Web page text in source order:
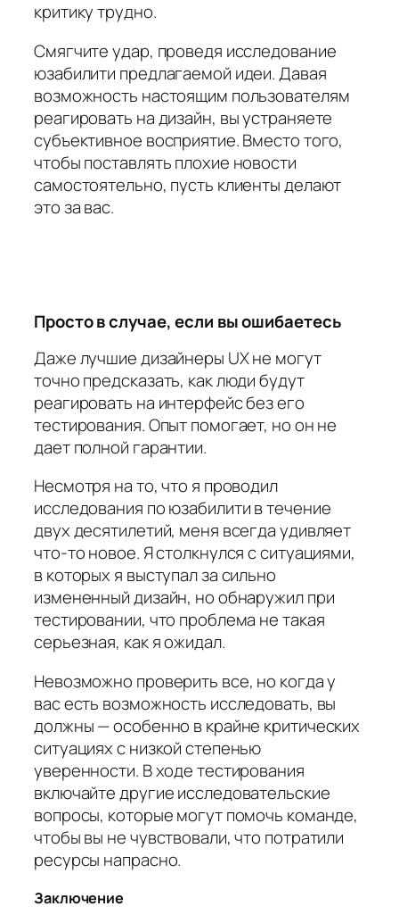
критику трудно.
Смягчите удар, проведя исследование
юзабилити предлагаемой идеи. Давая
возможность настоящим пользователям
реагировать на дизайн, вы устраняете
субъективное восприятие. Вместо того,
чтобы поставлять плохие новости
самостоятельно, пусть клиенты делают
это за вас.
Просто в случае, если вы ошибаетесь
Даже лучшие дизайнеры UX не могут
точно предсказать, как люди будут
реагировать на интерфейс без его
тестирования. Опыт помогает, но он не
дает полной гарантии.
Несмотря на то, что я проводил
исследования по юзабилити в течение
двух десятилетий, меня всегда удивляет
что-то новое. Я столкнулся с ситуациями,
в которых я выступал за сильно
измененный дизайн, но обнаружил при
тестировании, что проблема не такая
серьезная, как я ожидал.
Невозможно проверить все, но когда у
вас есть возможность исследовать, вы
должны — особенно в крайне критических
ситуациях с низкой степенью
уверенности. В ходе тестирования
включайте другие исследовательские
вопросы, которые могут помочь команде,
чтобы вы не чувствовали, что потратили
ресурсы напрасно.
Заключение